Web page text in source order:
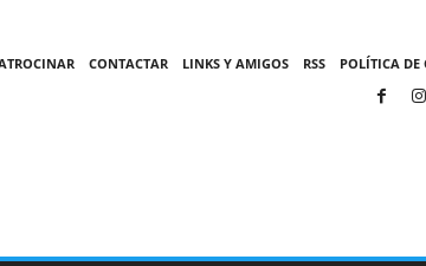
CONTACTAR LINKS Y AMIGOS RSS POLÍTICA DE